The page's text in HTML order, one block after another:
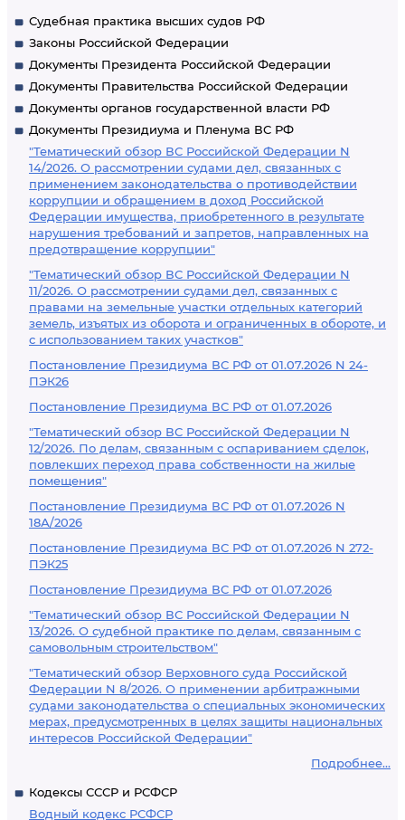
Судебная практика высших судов РФ
Законы Российской Федерации
Документы Президента Российской Федерации
Документы Правительства Российской Федерации
Документы органов государственной власти РФ
Документы Президиума и Пленума ВС РФ
"Тематический обзор ВС Российской Федерации N
14/2026. О рассмотрении судами дел, связанных с
применением законодательства о противодействии
коррупции и обращением в доход Российской
Федерации имущества, приобретенного в результате
нарушения требований и запретов, направленных на
предотвращение коррупции"
"Тематический обзор ВС Российской Федерации N
11/2026. О рассмотрении судами дел, связанных с
правами на земельные участки отдельных категорий
земель, изъятых из оборота и ограниченных в обороте, и
с использованием таких участков"
Постановление Президиума ВС РФ от 01.07.2026 N 24-
ПЭК26
Постановление Президиума ВС РФ от 01.07.2026
"Тематический обзор ВС Российской Федерации N
12/2026. По делам, связанным с оспариванием сделок,
повлекших переход права собственности на жилые
помещения"
Постановление Президиума ВС РФ от 01.07.2026 N
18А/2026
Постановление Президиума ВС РФ от 01.07.2026 N 272-
ПЭК25
Постановление Президиума ВС РФ от 01.07.2026
"Тематический обзор ВС Российской Федерации N
13/2026. О судебной практике по делам, связанным с
самовольным строительством"
"Тематический обзор Верховного суда Российской
Федерации N 8/2026. О применении арбитражными
судами законодательства о специальных экономических
мерах, предусмотренных в целях защиты национальных
интересов Российской Федерации"
Подробнее...
Кодексы СССР и РСФСР
Водный кодекс РСФСР